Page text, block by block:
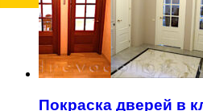
Покраска дверей в